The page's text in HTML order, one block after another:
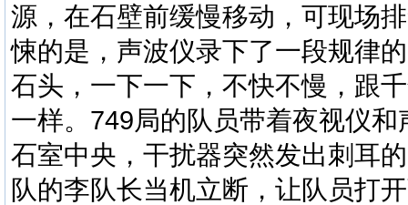
源，在石壁前缓慢移动，可现场
悚的是，声波仪录下了一段规律
石头，一下一下，不快不慢，跟
一样。 749局的队员带着夜视仪
石室中央，干扰器突然发出刺耳
队的李队长当机立断，让队员打